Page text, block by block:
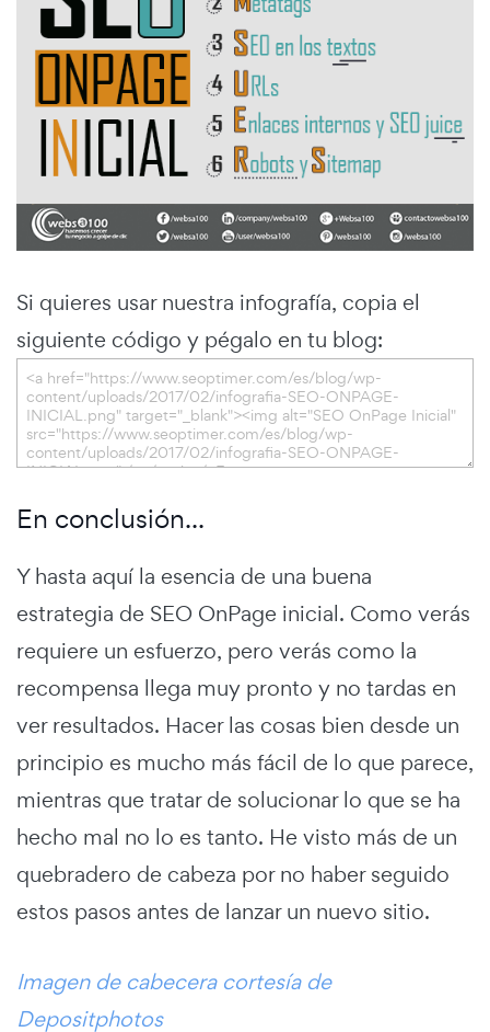
Si quieres usar nuestra infografía, copia el
siguiente código y pégalo en tu blog:
En conclusión...
Y hasta aquí la esencia de una buena
estrategia de SEO OnPage inicial. Como verás
requiere un esfuerzo, pero verás como la
recompensa llega muy pronto y no tardas en
ver resultados. Hacer las cosas bien desde un
principio es mucho más fácil de lo que parece,
mientras que tratar de solucionar lo que se ha
hecho mal no lo es tanto. He visto más de un
quebradero de cabeza por no haber seguido
estos pasos antes de lanzar un nuevo sitio.
Imagen de cabecera cortesía de
Depositphotos